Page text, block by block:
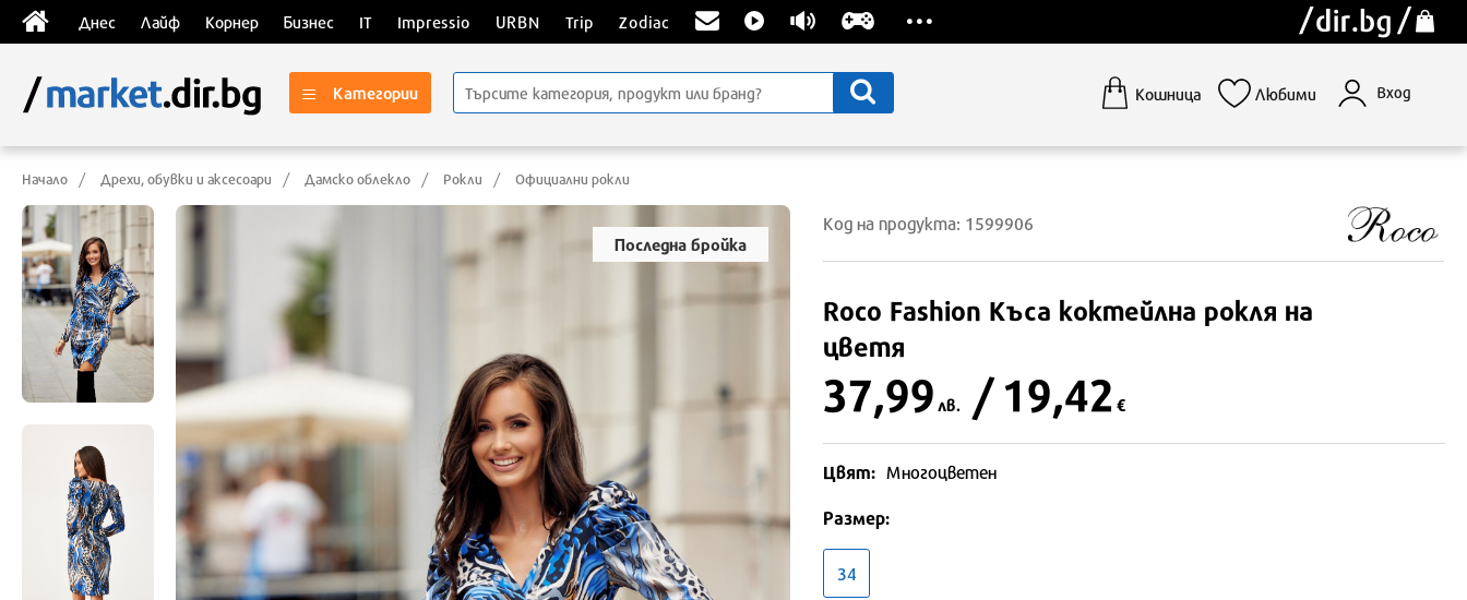
Днес Лайф Корнер Бизнес IT Impressio URBN Trip Zodiac
Категории Кошница Любими Вход
Начало Дрехи, обувки и аксесоари Дамско облекло Рокли Официални рокли
Последна бройка
Код на продукта: 1599906
Roco Fashion Къса коктейлна рокля на
цветя
37,99 лв. / 19,42 €
Цвят: Многоцветен
Размер:
34